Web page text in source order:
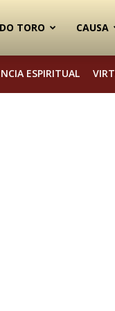
TORO CAUSA
ESPIRITUAL